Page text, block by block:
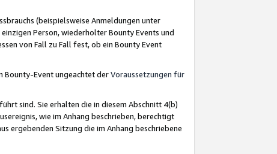
(beispielsweise Anmeldungen unter
Person, wiederholter Bounty Events und
von Fall zu Fall fest, ob ein Bounty Event
Bounty-Event ungeachtet derVoraussetzungen für
sind. Sie erhalten die in diesem Abschnitt 4(b)
wie im Anhang beschrieben, berechtigt
ergebenden Sitzung die im Anhang beschriebene